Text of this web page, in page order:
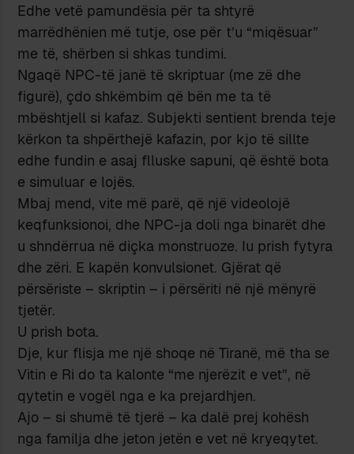
Edhe vetë pamundësia për ta shtyrë
marrëdhënien më tutje, ose për t’u “miqësuar”
me të, shërben si shkas tundimi.
Ngaqë NPC-të janë të skriptuar (me zë dhe
figurë), çdo shkëmbim që bën me ta të
mbështjell si kafaz. Subjekti sentient brenda teje
kërkon ta shpërthejë kafazin, por kjo të sillte
edhe fundin e asaj flluske sapuni, që është bota
e simuluar e lojës.
Mbaj mend, vite më parë, që një videolojë
keqfunksionoi, dhe NPC-ja doli nga binarët dhe
u shndërrua në diçka monstruoze. Iu prish fytyra
dhe zëri. E kapën konvulsionet. Gjërat që
përsëriste – skriptin – i përsëriti në një mënyrë
tjetër.
U prish bota.
Dje, kur flisja me një shoqe në Tiranë, më tha se
Vitin e Ri do ta kalonte “me njerëzit e vet”, në
qytetin e vogël nga e ka prejardhjen.
Ajo – si shumë të tjerë – ka dalë prej kohësh
nga familja dhe jeton jetën e vet në kryeqytet.